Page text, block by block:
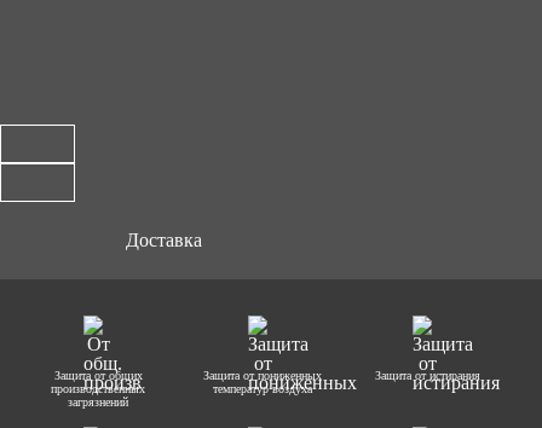
Доставка
Защита от общих
производственных
загрязнений
Защита от пониженных
температур воздуха
Защита от истирания